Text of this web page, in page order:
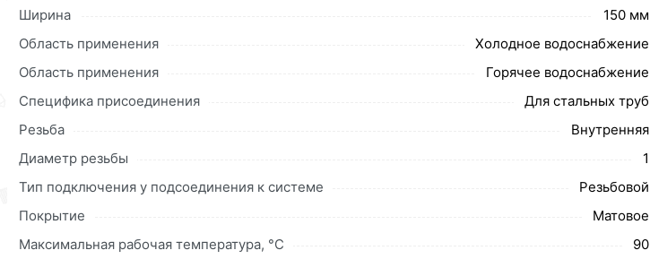
купленного товарa в течение 30 дней (наличие чека обязательно).
Ширина
150 мм
Область применения
Холодное водоснабжение
Область применения
Горячее водоснабжение
Специфика присоединения
Для стальных труб
Резьба
Внутренняя
Диаметр резьбы
1
Тип подключения у подсоединения к системе
Резьбовой
Покрытие
Матовое
Максимальная рабочая температура, °С
90